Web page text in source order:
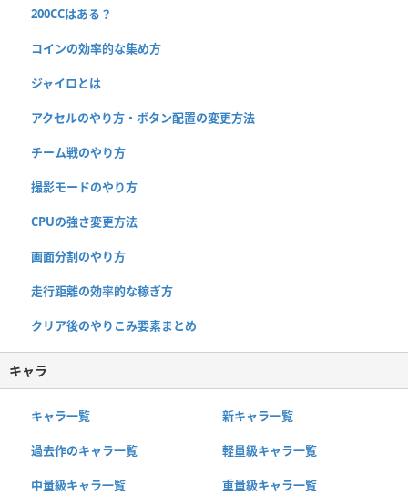
200CCはある？
コインの効率的な集め方
ジャイロとは
アクセルのやり方・ボタン配置の変更方法
チーム戦のやり方
撮影モードのやり方
CPUの強さ変更方法
画面分割のやり方
走行距離の効率的な稼ぎ方
クリア後のやりこみ要素まとめ
キャラ
キャラ一覧 新キャラ一覧
過去作のキャラ一覧 軽量級キャラ一覧
中量級キャラ一覧 重量級キャラ一覧